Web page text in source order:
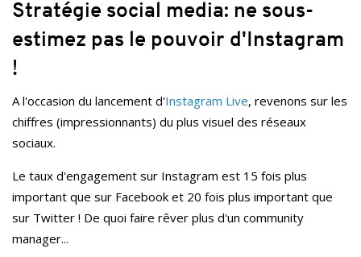
Stratégie social media: ne sous-
estimez pas le pouvoir d'Instagram
!
A l'occasion du lancement d'Instagram Live, revenons sur les
chiffres (impressionnants) du plus visuel des réseaux
sociaux.
Le taux d'engagement sur Instagram est 15 fois plus
important que sur Facebook et 20 fois plus important que
sur Twitter ! De quoi faire rêver plus d'un community
manager...